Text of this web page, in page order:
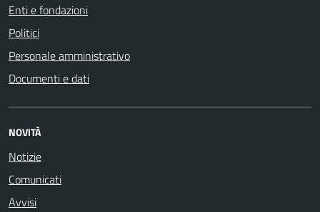
Enti e fondazioni
Politici
Personale amministrativo
Documenti e dati
NOVITÀ
Notizie
Comunicati
Avvisi